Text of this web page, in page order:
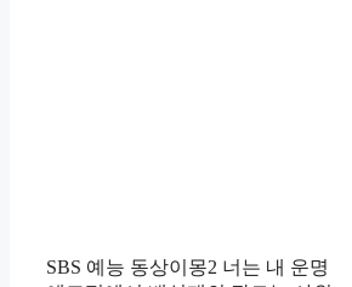
SBS 예능 동상이몽2 너는 내 운명